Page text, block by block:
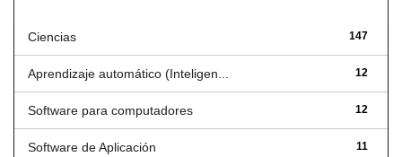
147
Ciencias
12
Aprendizaje automático (Inteligen...
12
Software para computadores
11
Software de Aplicación